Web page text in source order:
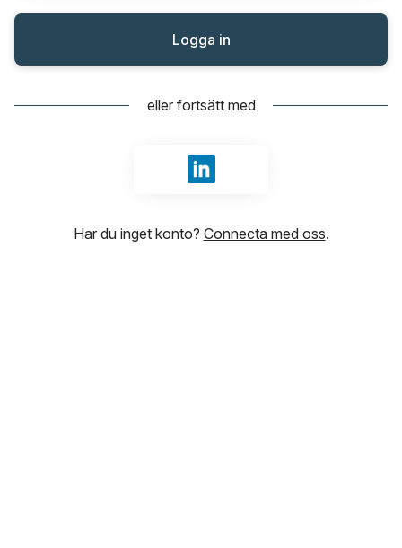
Logga in
eller fortsätt med
Logga in med LinkedIn
Har du inget konto? Connecta med oss.